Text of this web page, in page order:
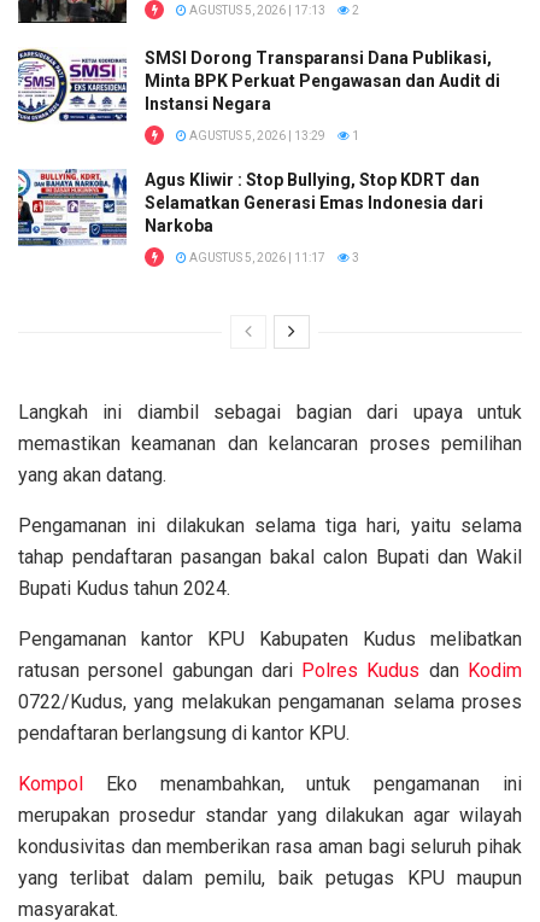
AGUSTUS 5, 2026 | 17:13 2
SMSI Dorong Transparansi Dana Publikasi,
Minta BPK Perkuat Pengawasan dan Audit di
Instansi Negara
AGUSTUS 5, 2026 | 13:29 1
Agus Kliwir : Stop Bullying, Stop KDRT dan
Selamatkan Generasi Emas Indonesia dari
Narkoba
AGUSTUS 5, 2026 | 11:17 3
Langkah ini diambil sebagai bagian dari upaya untuk
memastikan keamanan dan kelancaran proses pemilihan
yang akan datang.
Pengamanan ini dilakukan selama tiga hari, yaitu selama
tahap pendaftaran pasangan bakal calon Bupati dan Wakil
Bupati Kudus tahun 2024.
Pengamanan kantor KPU Kabupaten Kudus melibatkan
ratusan personel gabungan dari Polres Kudus dan Kodim
0722/Kudus, yang melakukan pengamanan selama proses
pendaftaran berlangsung di kantor KPU.
Kompol Eko menambahkan, untuk pengamanan ini
merupakan prosedur standar yang dilakukan agar wilayah
kondusivitas dan memberikan rasa aman bagi seluruh pihak
yang terlibat dalam pemilu, baik petugas KPU maupun
masyarakat.